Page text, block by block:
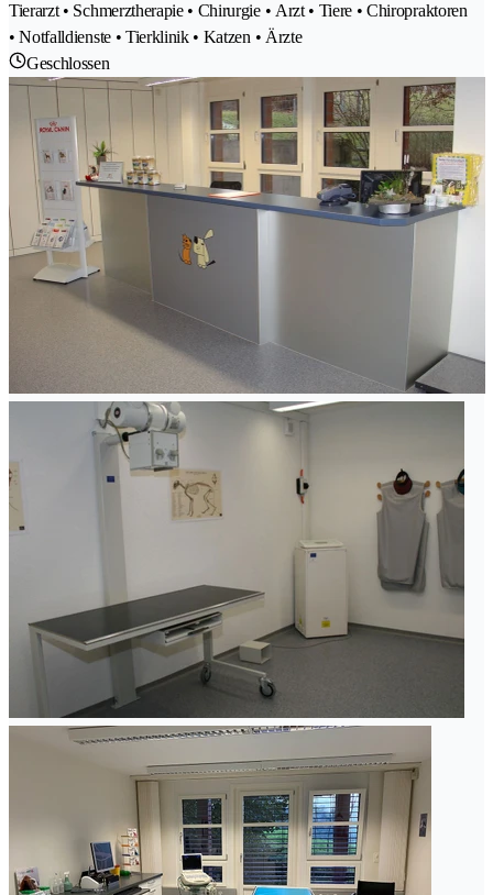
Tierarzt • Schmerztherapie • Chirurgie • Arzt • Tiere • Chiropraktoren
• Notfalldienste • Tierklinik • Katzen • Ärzte
Geschlossen